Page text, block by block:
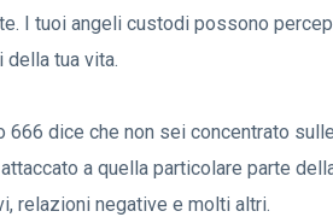
I tuoi angeli custodi possono
della tua vita.
666 dice che non sei concentrato
a quella particolare parte
relazioni negative e molti altri.